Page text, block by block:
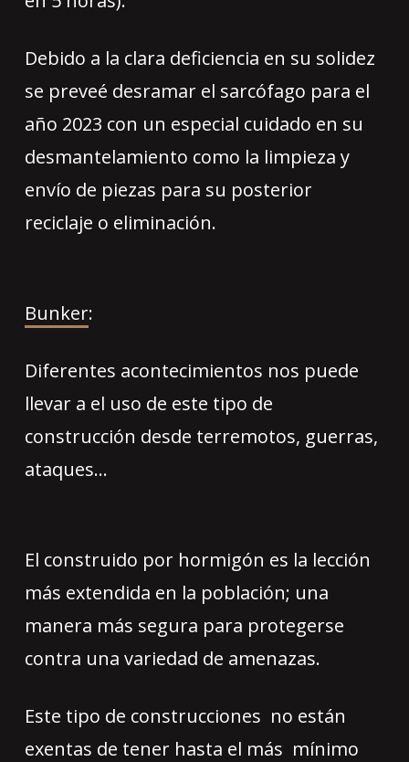
Debido a la clara deficiencia en su solidez
se preveé desramar el sarcófago para el
año 2023 con un especial cuidado en su
desmantelamiento como la limpieza y
envío de piezas para su posterior
reciclaje o eliminación.
Bunker:
Diferentes acontecimientos nos puede
llevar a el uso de este tipo de
construcción desde terremotos, guerras,
ataques…
El construido por hormigón es la lección
más extendida en la población; una
manera más segura para protegerse
contra una variedad de amenazas.
Este tipo de construcciones no están
exentas de tener hasta el más mínimo